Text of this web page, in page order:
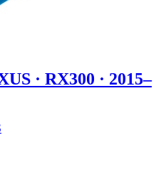
· RX300 · 2015–